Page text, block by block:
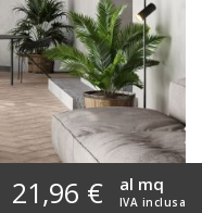
21,96 € IVA inclusa
al mq